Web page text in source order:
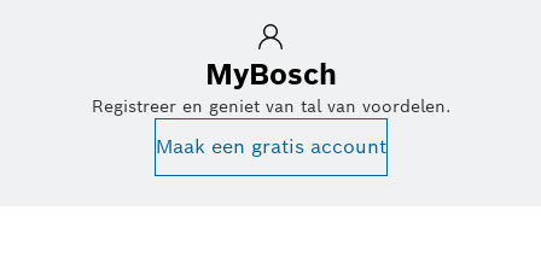
MyBosch
Registreer en geniet van tal van voordelen.
Maak een gratis account